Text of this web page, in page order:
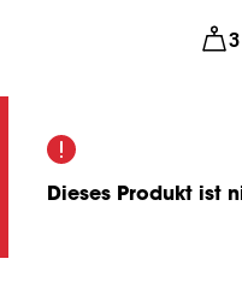
3
Dieses Produkt ist